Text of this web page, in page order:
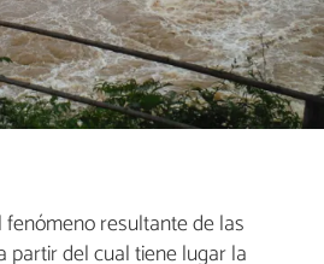
fenómeno resultante de las
partir del cual tiene lugar la